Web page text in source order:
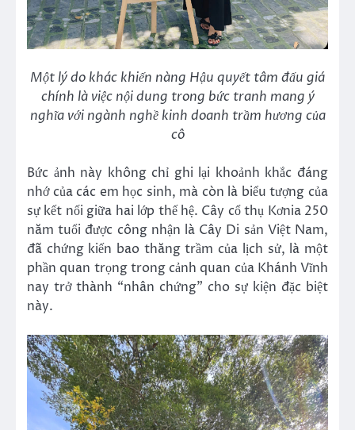
Một lý do khác khiến nàng Hậu quyết tâm đấu giá
chính là việc nội dung trong bức tranh mang ý
nghĩa với ngành nghề kinh doanh trầm hương của
cô
Bức ảnh này không chỉ ghi lại khoảnh khắc đáng
nhớ của các em học sinh, mà còn là biểu tượng của
sự kết nối giữa hai lớp thế hệ. Cây cổ thụ Kơnia 250
năm tuổi được công nhận là Cây Di sản Việt Nam,
đã chứng kiến bao thăng trầm của lịch sử, là một
phần quan trọng trong cảnh quan của Khánh Vĩnh
nay trở thành “nhân chứng” cho sự kiện đặc biệt
này.